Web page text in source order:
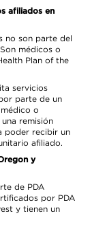
afiliados en
no son parte del
médicos o
Plan of the
servicios
parte de un
o
remisión
poder recibir un
afiliado.
y
de PDA
por PDA
y tienen un